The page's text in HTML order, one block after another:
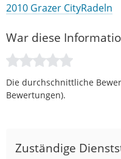
2010 Grazer CityRadeln
War diese
Die durchschnittliche
Bewertungen).
Zuständige